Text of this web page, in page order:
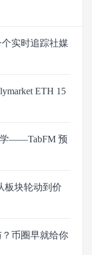
实时追踪社媒
ETH 15
学——TabFM 预
板块轮动到价
？币圈早就给你